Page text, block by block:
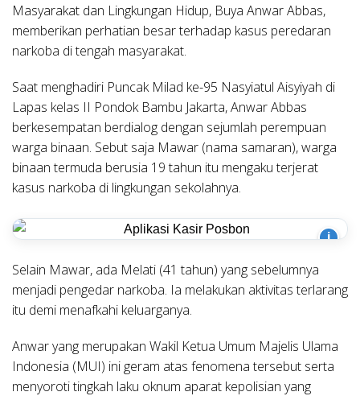
Masyarakat dan Lingkungan Hidup, Buya Anwar Abbas,
memberikan perhatian besar terhadap kasus peredaran
narkoba di tengah masyarakat.
Saat menghadiri Puncak Milad ke-95 Nasyiatul Aisyiyah di
Lapas kelas II Pondok Bambu Jakarta, Anwar Abbas
berkesempatan berdialog dengan sejumlah perempuan
warga binaan. Sebut saja Mawar (nama samaran), warga
binaan termuda berusia 19 tahun itu mengaku terjerat
kasus narkoba di lingkungan sekolahnya.
i
Selain Mawar, ada Melati (41 tahun) yang sebelumnya
menjadi pengedar narkoba. Ia melakukan aktivitas terlarang
itu demi menafkahi keluarganya.
Anwar yang merupakan Wakil Ketua Umum Majelis Ulama
Indonesia (MUI) ini geram atas fenomena tersebut serta
menyoroti tingkah laku oknum aparat kepolisian yang